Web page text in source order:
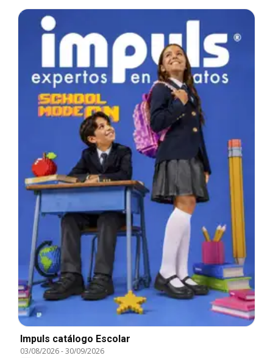
Impuls catálogo Escolar
03/08/2026-30/09/2026